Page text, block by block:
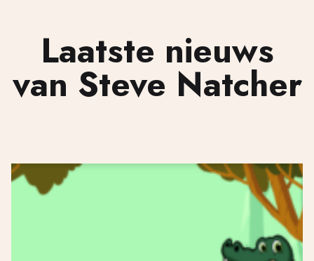
Laatste nieuws
van Steve Natcher